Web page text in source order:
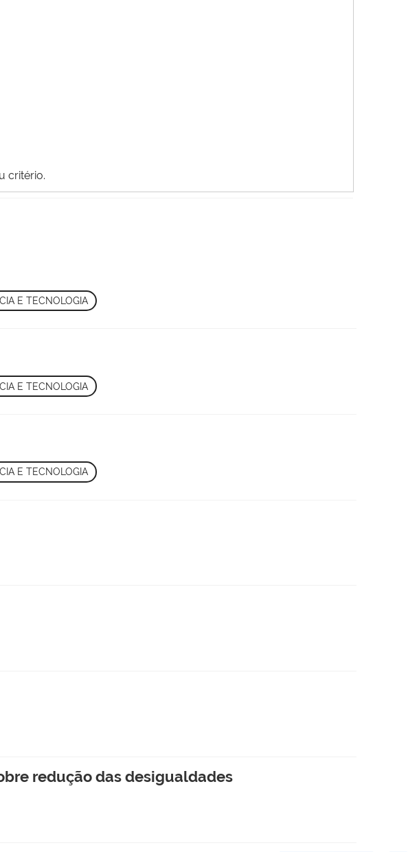
critério.
E TECNOLOGIA
E TECNOLOGIA
E TECNOLOGIA
redução das desigualdades